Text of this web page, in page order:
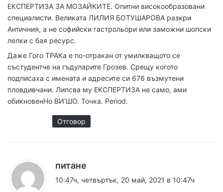
ЕКСПЕРТИЗА ЗА МОЗАЙКИТЕ. Опитни високообразовани
специалисти. Великата ЛИЛИЯ БОТУШАРОВА разкри
Античния, а не софийски гастрольори или заможни шопски
лелки с бая ресурс.
Даже Гого ТРАКа е по-отракан от умилкващото се
състудентче на гъдуларите Грозев. Срещу когото
подписаха с имената и адресите си 676 възмутени
пловдивчани. Липсва му ЕКСПЕРТИЗА не само, ами
обикновенНо ВИ’ШО. Точка. Period.
Отговор
питане
10:47ч, четвъртък, 20 май, 2021 в 10:47ч